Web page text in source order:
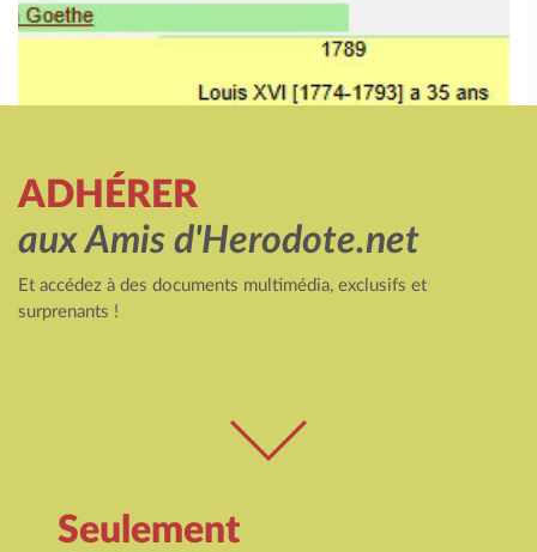
ADHÉRER
aux Amis d'Herodote.net
Et accédez à des documents multimédia, exclusifs et
surprenants !
Seulement